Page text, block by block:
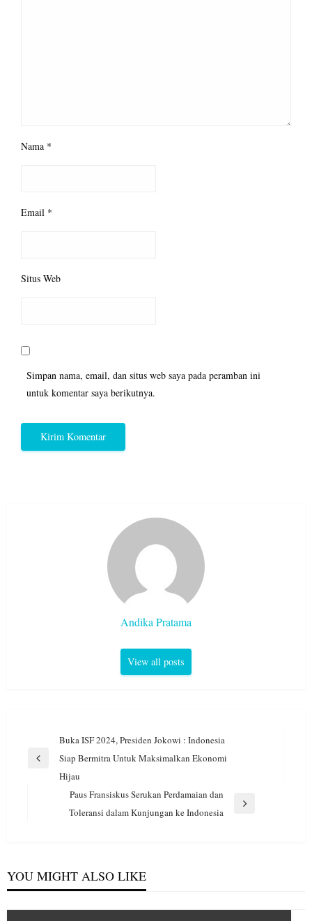
Nama *
Email *
Situs Web
Simpan nama, email, dan situs web saya pada peramban ini
untuk komentar saya berikutnya.
Andika Pratama
View all posts
Navigasi
pos
Previous
Buka ISF 2024, Presiden Jokowi : Indonesia
Siap Bermitra Untuk Maksimalkan Ekonomi
Hijau
Paus Fransiskus Serukan Perdamaian dan
Toleransi dalam Kunjungan ke Indonesia
YOU MIGHT ALSO LIKE